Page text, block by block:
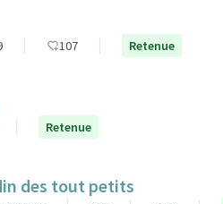
107 Retenue
Retenue
vie et charme au jardin des tout petits